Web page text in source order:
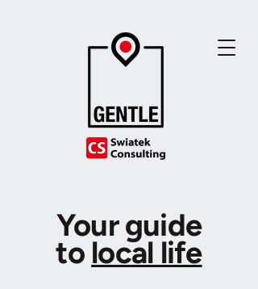
Your guide
to local life